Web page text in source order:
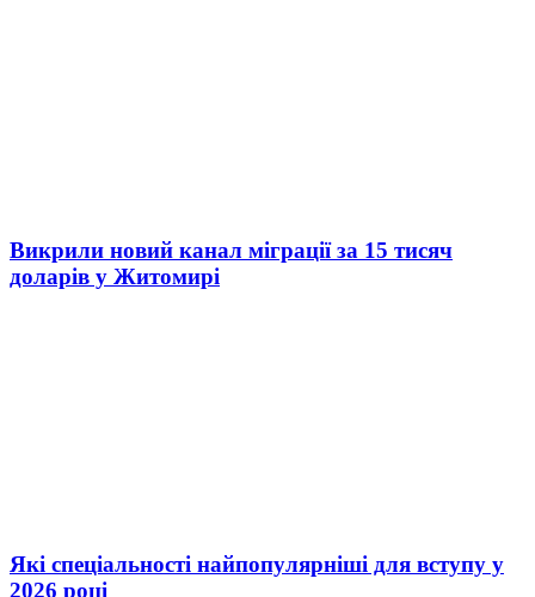
Викрили новий канал міграції за 15 тисяч
доларів у Житомирі
Які спеціальності найпопулярніші для вступу у
2026 році